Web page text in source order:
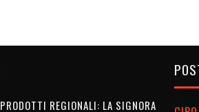
PRODOTTI REGIONALI: LA SIGNORA